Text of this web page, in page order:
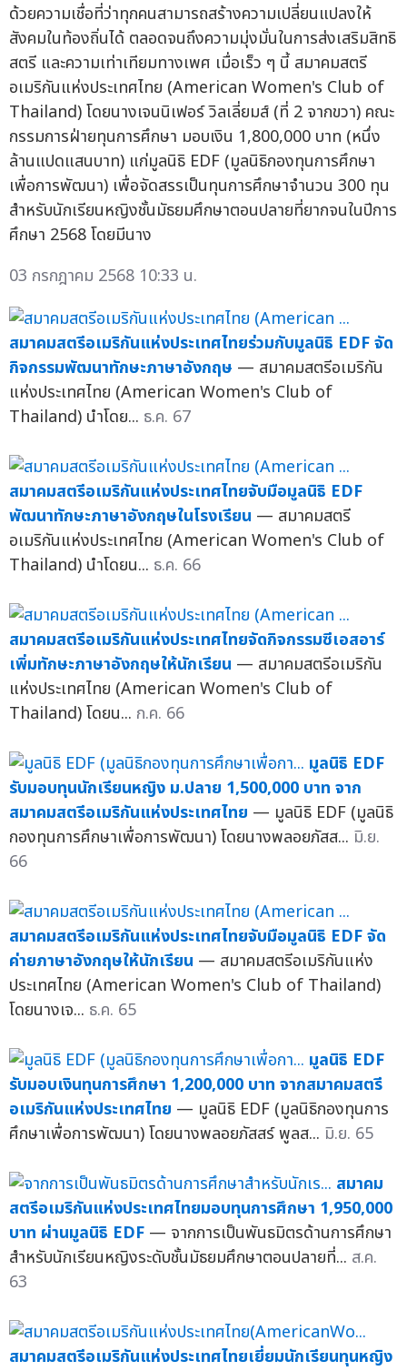
ด้วยความเชื่อที่ว่าทุกคนสามารถสร้างความเปลี่ยนแปลงให้
สังคมในท้องถิ่นได้ ตลอดจนถึงความมุ่งมั่นในการส่งเสริมสิทธิ
สตรี และความเท่าเทียมทางเพศ เมื่อเร็ว ๆ นี้ สมาคมสตรี
อเมริกันแห่งประเทศไทย (American Women's Club of
Thailand) โดยนางเจนนิเฟอร์ วิลเลี่ยมส์ (ที่ 2 จากขวา) คณะ
กรรมการฝ่ายทุนการศึกษา มอบเงิน 1,800,000 บาท (หนึ่ง
ล้านแปดแสนบาท) แก่มูลนิธิ EDF (มูลนิธิกองทุนการศึกษา
เพื่อการพัฒนา) เพื่อจัดสรรเป็นทุนการศึกษาจำนวน 300 ทุน
สำหรับนักเรียนหญิงชั้นมัธยมศึกษาตอนปลายที่ยากจนในปีการ
ศึกษา 2568 โดยมีนาง
03 กรกฎาคม 2568 10:33 น.
สมาคมสตรีอเมริกันแห่งประเทศไทยร่วมกับมูลนิธิ EDF จัด
กิจกรรมพัฒนาทักษะภาษาอังกฤษ — สมาคมสตรีอเมริกัน
แห่งประเทศไทย (American Women's Club of
Thailand) นำโดย... ธ.ค. 67
สมาคมสตรีอเมริกันแห่งประเทศไทยจับมือมูลนิธิ EDF
พัฒนาทักษะภาษาอังกฤษในโรงเรียน — สมาคมสตรี
อเมริกันแห่งประเทศไทย (American Women's Club of
Thailand) นำโดยน... ธ.ค. 66
สมาคมสตรีอเมริกันแห่งประเทศไทยจัดกิจกรรมซีเอสอาร์
เพิ่มทักษะภาษาอังกฤษให้นักเรียน — สมาคมสตรีอเมริกัน
แห่งประเทศไทย (American Women's Club of
Thailand) โดยน... ก.ค. 66
มูลนิธิ EDF
รับมอบทุนนักเรียนหญิง ม.ปลาย 1,500,000 บาท จาก
สมาคมสตรีอเมริกันแห่งประเทศไทย — มูลนิธิ EDF (มูลนิธิ
กองทุนการศึกษาเพื่อการพัฒนา) โดยนางพลอยภัสส... มิ.ย.
66
สมาคมสตรีอเมริกันแห่งประเทศไทยจับมือมูลนิธิ EDF จัด
ค่ายภาษาอังกฤษให้นักเรียน — สมาคมสตรีอเมริกันแห่ง
ประเทศไทย (American Women's Club of Thailand)
โดยนางเจ... ธ.ค. 65
มูลนิธิ EDF
รับมอบเงินทุนการศึกษา 1,200,000 บาท จากสมาคมสตรี
อเมริกันแห่งประเทศไทย — มูลนิธิ EDF (มูลนิธิกองทุนการ
ศึกษาเพื่อการพัฒนา) โดยนางพลอยภัสสร์ พูลส... มิ.ย. 65
สมาคม
สตรีอเมริกันแห่งประเทศไทยมอบทุนการศึกษา 1,950,000
บาท ผ่านมูลนิธิ EDF — จากการเป็นพันธมิตรด้านการศึกษา
สำหรับนักเรียนหญิงระดับชั้นมัธยมศึกษาตอนปลายที่... ส.ค.
63
สมาคมสตรีอเมริกันแห่งประเทศไทยเยี่ยมนักเรียนทุนหญิง